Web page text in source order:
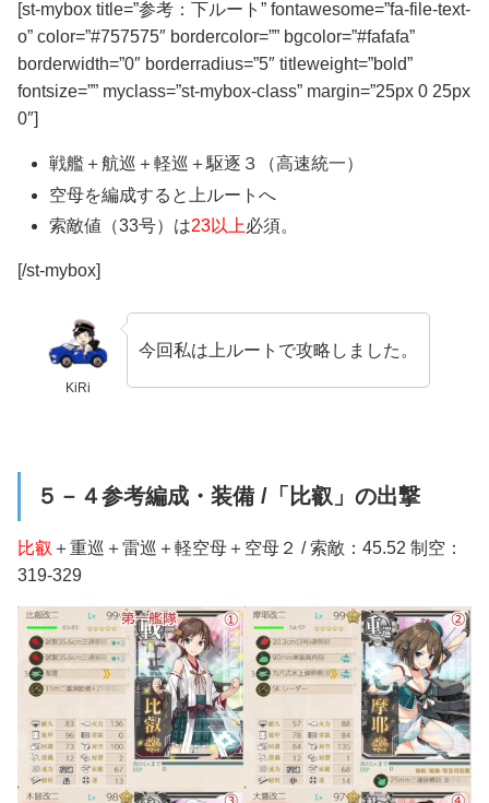
[st-mybox title=”参考：下ルート” fontawesome=”fa-file-text-
o” color=”#757575″ bordercolor=”” bgcolor=”#fafafa”
borderwidth=”0″ borderradius=”5″ titleweight=”bold”
fontsize=”” myclass=”st-mybox-class” margin=”25px 0 25px
0″]
戦艦＋航巡＋軽巡＋駆逐３（高速統一）
空母を編成すると上ルートへ
索敵値（33号）は23以上必須。
[/st-mybox]
KiRi
今回私は上ルートで攻略しました。
５－４参考編成・装備 /「比叡」の出撃
比叡 ＋重巡＋雷巡＋軽空母＋空母２ / 索敵：45.52 制空：
319-329